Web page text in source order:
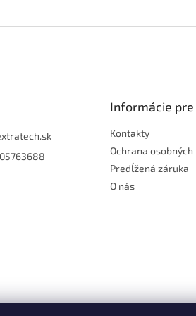
Informácie
Kontakty
Ochrana
Predĺžená záruka
O nás